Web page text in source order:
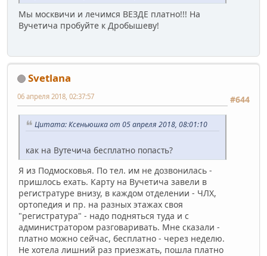
Мы москвичи и лечимся ВЕЗДЕ платно!!! На
Вучетича пробуйте к Дробышеву!
Svetlana
#644
06 апреля 2018, 02:37:57
Цитата: Ксеньюшка от 05 апреля 2018, 08:01:10
как на Вутечича бесплатно попасть?
Я из Подмосковья. По тел. им не дозвонилась -
пришлось ехать. Карту на Вучетича завели в
регистратуре внизу, в каждом отделении - ЧЛХ,
ортопедия и пр. на разных этажах своя
"регистратура" - надо подняться туда и с
администратором разговаривать. Мне сказали -
платно можно сейчас, бесплатно - через неделю.
Не хотела лишний раз приезжать, пошла платно